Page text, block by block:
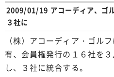
2009/01/19 アコーディア、ゴ
３社に
（株）アコーディア・ゴル
有、会員権発行の１６社を３
し、３社に統合する。